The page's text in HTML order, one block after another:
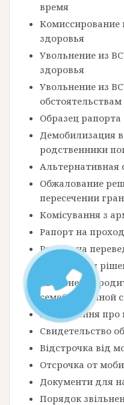
время
Комиссирование
здоровья
Увольнение из
здоровья
Увольнение из
обстоятельствам
Образец рапорта
Демобилизация
родственники
Альтернативная
Обжалование
пересечении
Комісування з
Рапорт на
Рапорт на
Оскарження
Увольнение
семей с военной
Посвідчення про
Свидетельство
Відстрочка від
Отсрочка от
Документи для
Порядок